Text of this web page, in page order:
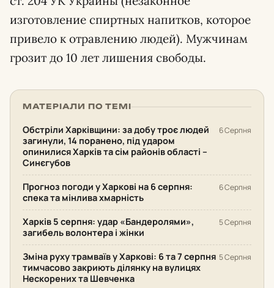
изготовление спиртных напитков, которое
привело к отравлению людей). Мужчинам
грозит до 10 лет лишения свободы.
МАТЕРІАЛИ ПО ТЕМІ
Обстріли Харківщини: за добу троє людей
загинули, 14 поранено, під ударом
опинилися Харків та сім районів області –
Синєгубов
6 Серпня
Прогноз погоди у Харкові на 6 серпня:
спека та мінлива хмарність
6 Серпня
Харків 5 серпня: удар «Бандеролями»,
загибель волонтера і жінки
5 Серпня
Зміна руху трамваїв у Харкові: 6 та 7 серпня
тимчасово закриють ділянку на вулицях
Нескорених та Шевченка
5 Серпня